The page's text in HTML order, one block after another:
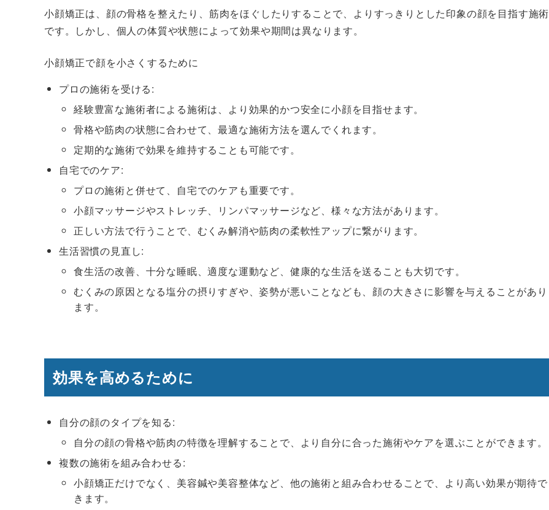
小顔矯正は、顔の骨格を整えたり、筋肉をほぐしたりすることで、よりすっきりとした印象の顔を目指す施術
です。しかし、個人の体質や状態によって効果や期間は異なります。
小顔矯正で顔を小さくするために
プロの施術を受ける:
経験豊富な施術者による施術は、より効果的かつ安全に小顔を目指せます。
骨格や筋肉の状態に合わせて、最適な施術方法を選んでくれます。
定期的な施術で効果を維持することも可能です。
自宅でのケア:
プロの施術と併せて、自宅でのケアも重要です。
小顔マッサージやストレッチ、リンパマッサージなど、様々な方法があります。
正しい方法で行うことで、むくみ解消や筋肉の柔軟性アップに繋がります。
生活習慣の見直し:
食生活の改善、十分な睡眠、適度な運動など、健康的な生活を送ることも大切です。
むくみの原因となる塩分の摂りすぎや、姿勢が悪いことなども、顔の大きさに影響を与えることがあり
ます。
効果を高めるために
自分の顔のタイプを知る:
自分の顔の骨格や筋肉の特徴を理解することで、より自分に合った施術やケアを選ぶことができます。
複数の施術を組み合わせる:
小顔矯正だけでなく、美容鍼や美容整体など、他の施術と組み合わせることで、より高い効果が期待で
きます。